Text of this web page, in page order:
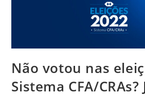
Não votou nas
Sistema CFA/